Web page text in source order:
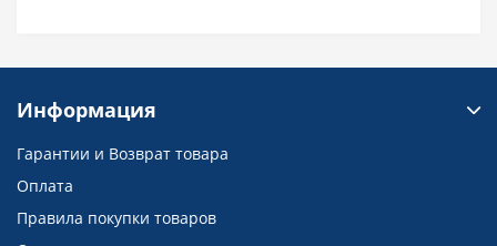
Информация
Гарантии и Возврат товара
Оплата
Правила покупки товаров